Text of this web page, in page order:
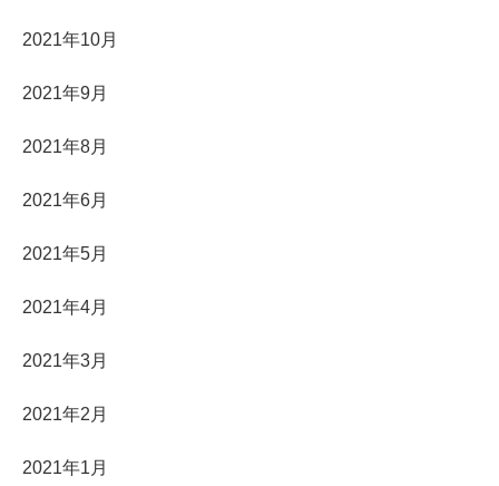
2021年10月
2021年9月
2021年8月
2021年6月
2021年5月
2021年4月
2021年3月
2021年2月
2021年1月